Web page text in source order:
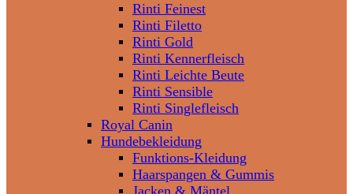
Rinti Feinest
Rinti Filetto
Rinti Gold
Rinti Kennerfleisch
Rinti Leichte Beute
Rinti Sensible
Rinti Singlefleisch
Royal Canin
Hundebekleidung
Funktions-Kleidung
Haarspangen & Gummis